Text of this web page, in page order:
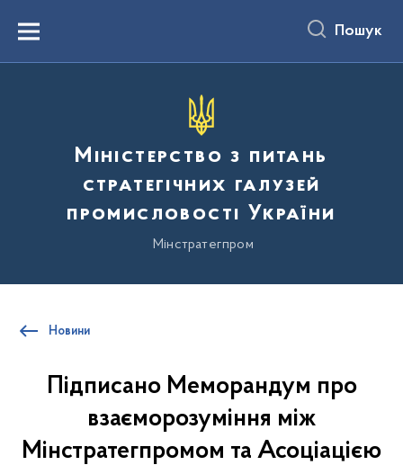
вмістуMenu Пошук
Міністерство з питань
стратегічних галузей
промисловості України
Мінстратегпром
Новини
Підписано Меморандум про
взаєморозуміння між
Мінстратегпромом та Асоціацією